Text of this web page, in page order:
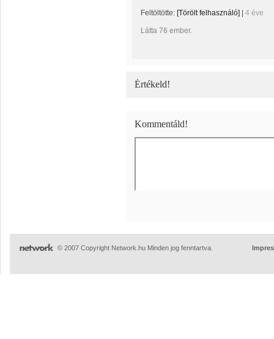
Feltöltötte: [Törölt felhasználó] 4 éve
Látta 76 ember.
Értékeld!
Kommentáld!
© 2007 Copyright Network.hu Minden jog fenntartva.